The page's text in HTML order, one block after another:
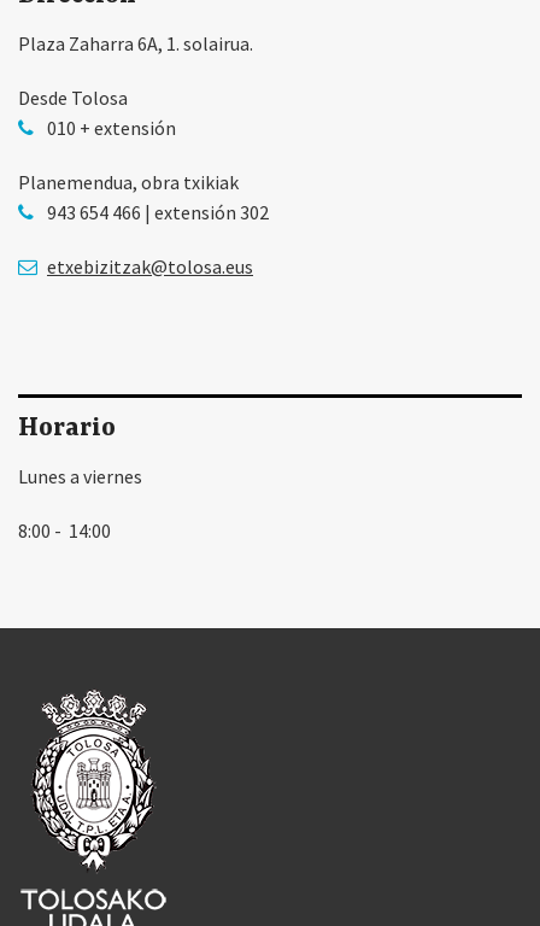
Plaza Zaharra 6A, 1. solairua.
Desde Tolosa
010 + extensión
Planemendua, obra txikiak
943 654 466 | extensión 302
etxebizitzak@tolosa.eus
Horario
Lunes a viernes
8:00 - 14:00